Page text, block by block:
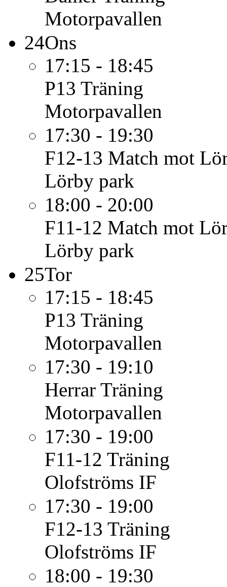
Motorpavallen
24Ons
17:15 - 18:45
P13 Träning
Motorpavallen
17:30 - 19:30
F12-13 Match mot
Lörby park
18:00 - 20:00
F11-12 Match mot
Lörby park
25Tor
17:15 - 18:45
P13 Träning
Motorpavallen
17:30 - 19:10
Herrar Träning
Motorpavallen
17:30 - 19:00
F11-12 Träning
Olofströms IF
17:30 - 19:00
F12-13 Träning
Olofströms IF
18:00 - 19:30